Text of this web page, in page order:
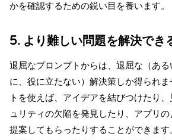
かを確認するための鋭い目を養います。
5. より難しい問題を解決でき
退屈なプロンプトからは、退屈な（ある
に、役に立たない）解決策しか得られ
トを使えば、アイデアを結びつけたり
ュリティの欠陥を発見したり、アプリ
提案してもらったりすることができます